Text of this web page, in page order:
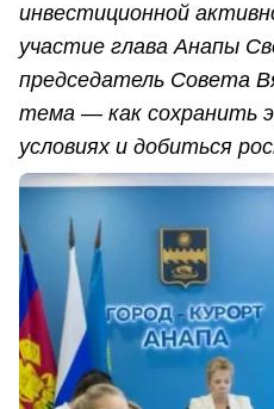
инвестиционной
участие глава Анапы
председатель Совета
тема — как сохранить
условиях и добиться